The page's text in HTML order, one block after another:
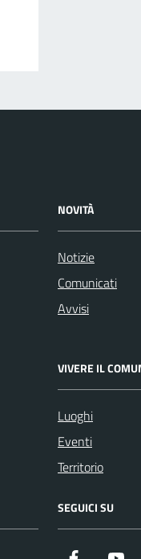
NOVITÀ
Notizie
Comunicati
Avvisi
VIVERE IL
Luoghi
Eventi
Territorio
SEGUICI SU